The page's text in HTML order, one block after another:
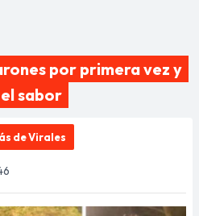
por primera vez y
sabor
de Virales